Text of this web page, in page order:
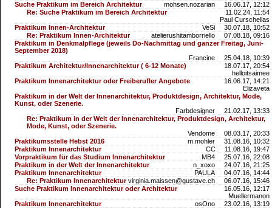
Suche Praktikum im Bereich Architektur 16.06.17, 12:12
mohsen.nozarian
Re: Suche Praktikum im Bereich Architektur
11.02.24, 11:54
Paul Curschellas
Praktikum Innen-Architektur
30.07.18, 10:52
VeSi
Re: Praktikum Innen-Architektur
07.08.18, 09:16
atelierushitamborriello
Praktikum in Denkmalpflege (jeweils Do-Nachmittag und ganzer Freitag, Juni-
September 2018)
25.04.18, 10:39
Francine
Praktikum Architektur/Innenarchitektur ( 6-12 Monate)
18.07.17, 20:54
helloitsaimee
Praktikum Innenarchitektur oder Freiberufler Angebote
16.06.17, 14:21
Elizaveta
Praktikum in der Welt der Innenarchitektur, Produktdesign, Architektur, Mode,
Kunst, oder Szenerie.
21.02.17, 13:33
Farbdesigner
Re: Praktikum in der Welt der Innenarchitektur, Produktdesign, Architektur,
Mode, Kunst, oder Szenerie.
08.03.17, 20:33
Vendome
Praktikumsstelle Hebst 2016
31.08.16, 10:32
m.mohler
Praktikum Innenarchitektur
11.08.16, 19:47
CC
Vorpraktikum für das Studium Innenarchitektur
25.07.16, 22:08
MB4
Praktikum in der Welt der Innenarchitektur
24.07.16, 21:25
n_xoxo
Praktikum Innenarchitektur
04.07.16, 14:44
PAULA
Re: Praktikum Innenarchitektur
06.07.16, 15:46
virginia.maissen@gustave.ch
Suche Praktikum Innenarchitektur oder Architektur
16.05.16, 12:17
Muellermanon
Praktikum Innenarchitektur
23.02.16, 13:19
osOno